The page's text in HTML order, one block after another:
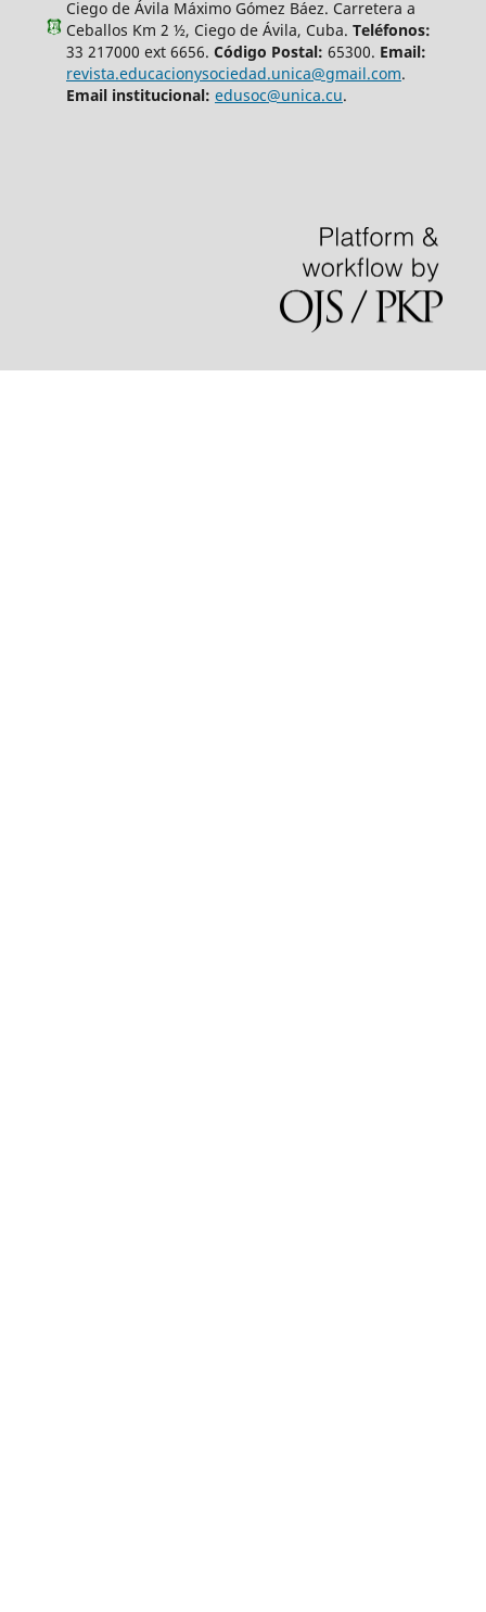
Ciego de Ávila Máximo Gómez Báez. Carretera a
Ceballos Km 2 ½, Ciego de Ávila, Cuba. Teléfonos:
33 217000 ext 6656. Código Postal: 65300. Email:
revista.educacionysociedad.unica@gmail.com.
Email institucional: edusoc@unica.cu.